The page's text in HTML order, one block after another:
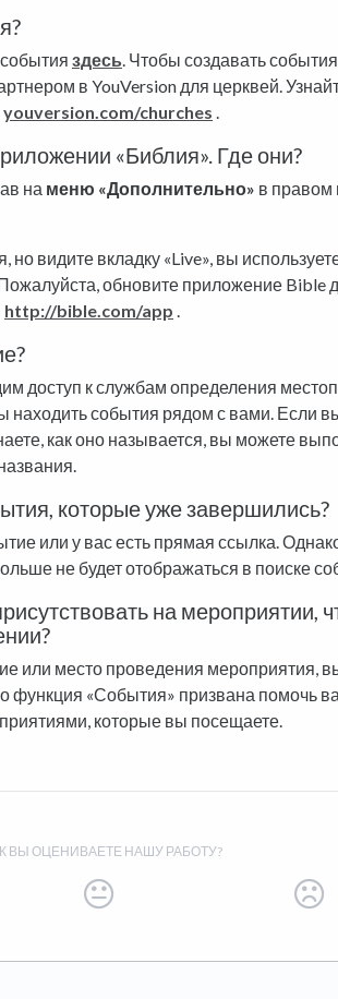
здесь. Чтобы создавать
в YouVersion для церквей.
youversion.com/churches .
«Библия». Где они?
на меню «Дополнительно» в
видите вкладку «Live», вы
обновите приложение Bible
http://bible.com/app .
доступ к службам определения
находить события рядом с вами. Если
как оно называется, вы можете
которые уже завершились?
или у вас есть прямая ссылка.
не будет отображаться в поиске
на мероприятии,
или место проведения мероприятия,
функция «События» призвана помочь
которые вы посещаете.
ВЫ ОЦЕНИВАЕТЕ НАШУ РАБОТУ?